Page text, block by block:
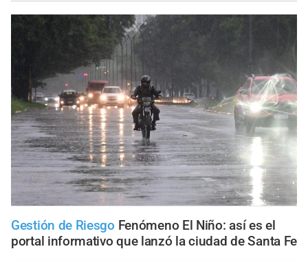
Gestión de Riesgo Fenómeno El Niño: así es el
portal informativo que lanzó la ciudad de Santa Fe